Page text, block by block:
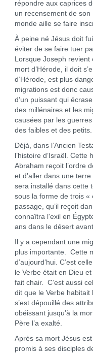
répondre aux caprices
un recensement de
monde aille se faire
À peine né Jésus doit
éviter de se faire tuer
Lorsque Joseph
mort d’Hérode, il doit
d’Hérode, est plus
migrations est donc
d’un puissant qui
des millénaires et les
causées par les
des faibles et des petits.
Déjà, dans l’Ancien
l’histoire d’Israël.
Abraham reçoit l’ordre
et d’aller dans une terre
sera installé dans cette
sous la forme de trois «
passage, qu’il reçoit
connaîtra l'exil en
ans dans le désert
Il y a cependant une
plus importante. Cette
d’aujourd’hui. C’est
le Verbe était en Dieu
fait chair. C’est aussi
dit que le Verbe habitait
s’est dépouillé des
obéissant jusqu’à la
Père l’a exalté.
Après sa mort Jésus
promis à ses disciples